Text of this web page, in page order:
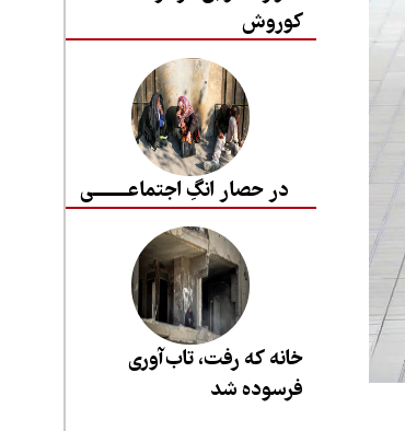
کوروش
در حصار انگِ اجتماعــــــــی
خانه که رفت، تاب‌آوری
فرسوده شد